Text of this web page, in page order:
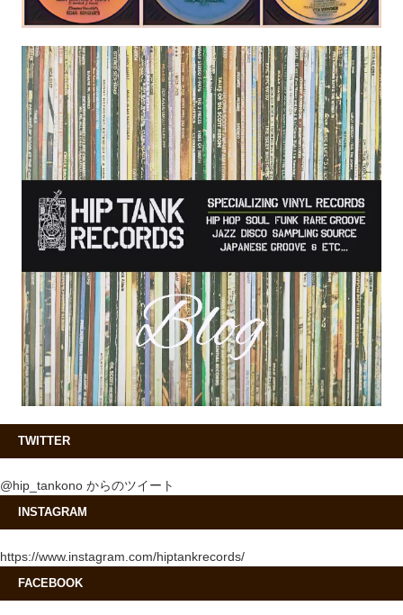
TWITTER
@hip_tankono からのツイート
INSTAGRAM
https://www.instagram.com/hiptankrecords/
FACEBOOK